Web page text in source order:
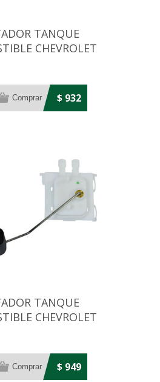
TANQUE
CHEVROLET
$ 932
TANQUE
CHEVROLET
$ 949